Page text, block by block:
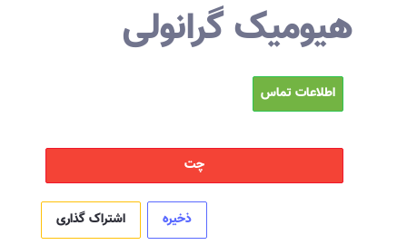
هیومیک گرانولی
اطلاعات تماس
چت
ذخیره اشتراک گذاری